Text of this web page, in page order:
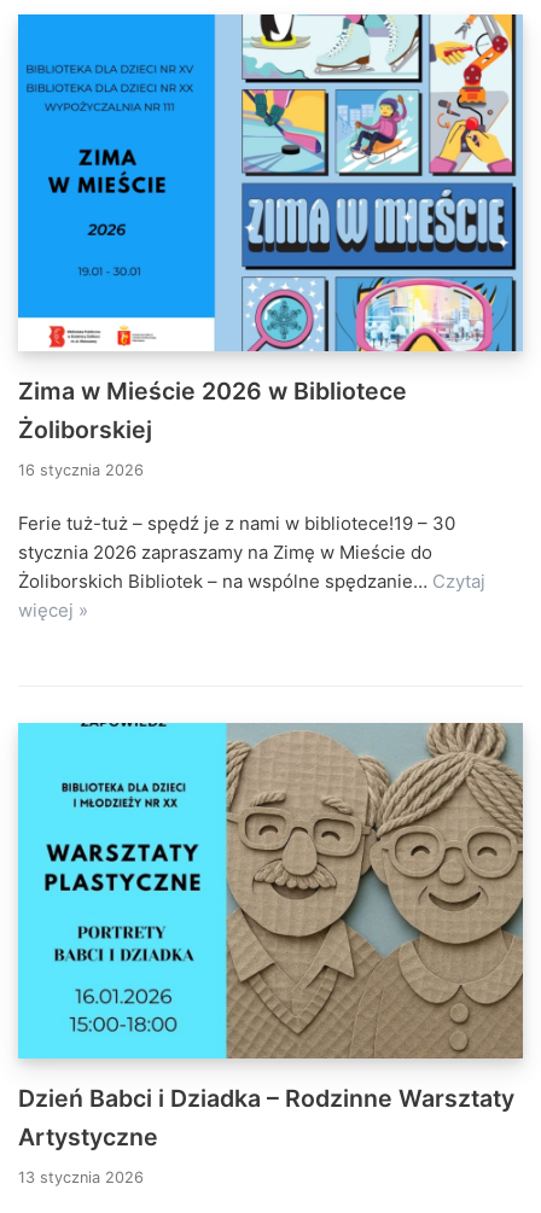
Zima w Mieście 2026 w Bibliotece
Żoliborskiej
16 stycznia 2026
Ferie tuż-tuż – spędź je z nami w bibliotece!19 – 30
stycznia 2026 zapraszamy na Zimę w Mieście do
Żoliborskich Bibliotek – na wspólne spędzanie… Czytaj
więcej »
Dzień Babci i Dziadka – Rodzinne Warsztaty
Artystyczne
13 stycznia 2026